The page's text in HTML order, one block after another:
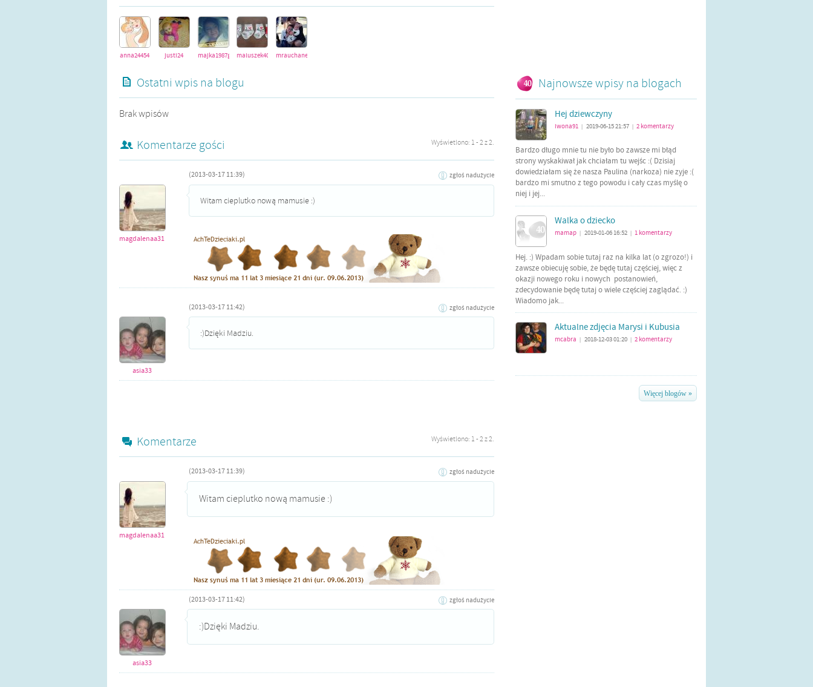
anna24454 justi24 majka1987gnomaluszek40 mrauchanel
Ostatni wpis na blogu
Brak wpisów
Komentarze gości Wyświetlono: 1 - 2 z 2.
(2013-03-17 11:39) zgłoś nadużycie
magdalenaa31
Witam cieplutko nową mamusie :)
(2013-03-17 11:42) zgłoś nadużycie
asia33
:)Dzięki Madziu.
Komentarze Wyświetlono: 1 - 2 z 2.
(2013-03-17 11:39) zgłoś nadużycie
magdalenaa31
Witam cieplutko nową mamusie :)
(2013-03-17 11:42) zgłoś nadużycie
asia33
:)Dzięki Madziu.
Najnowsze wpisy na blogach
Hej dziewczyny
iwona91 2019-06-15 21:57 2 komentarzy
Bardzo długo mnie tu nie było bo zawsze mi błąd
strony wyskakiwał jak chciałam tu wejśc :( Dzisiaj
dowiedziałam się że nasza Paulina (narkoza) nie zyje :(
bardzo mi smutno z tego powodu i cały czas myślę o
niej i jej...
Walka o dziecko
mamap 2019-01-06 16:52 1 komentarzy
Hej. :) Wpadam sobie tutaj raz na kilka lat (o zgrozo!) i
zawsze obiecuję sobie, że będę tutaj częściej, więc z
okazji nowego roku i nowych postanowień,
zdecydowanie będę tutaj o wiele częściej zaglądać. :)
Wiadomo jak...
Aktualne zdjęcia Marysi i Kubusia
mcabra 2018-12-03 01:20 2 komentarzy
Więcej blogów »